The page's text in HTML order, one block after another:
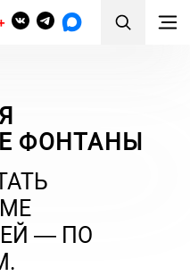
ФОНТАНЫ
— ПО